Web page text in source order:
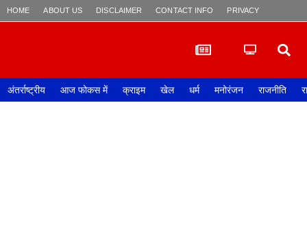
HOME ABOUT US DISCLAIMER CONTACT INFO PRIVACY POLICY
अंतर्राष्ट्रीय आज फोकस में क्राइम खेल धर्म मनोरंजन राजनीति